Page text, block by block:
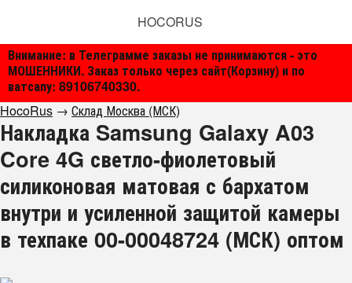
Внимание: в Телеграмме заказы не принимаются - это
МОШЕННИКИ. Заказ только через сайт(Корзину) и по
ватсапу: 89106740330.
HOCORUS
HocoRus → Склад Москва (МСК)
Накладка Samsung Galaxy A03
Core 4G светло-фиолетовый
силиконовая матовая с бархатом
внутри и усиленной защитой камеры
в техпаке 00-00048724 (МСК) оптом